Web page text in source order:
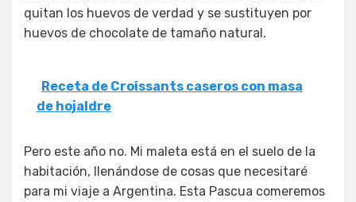
quitan los huevos de verdad y se sustituyen por
huevos de chocolate de tamaño natural.
Receta de Croissants caseros con masa
de hojaldre
Pero este año no. Mi maleta está en el suelo de la
habitación, llenándose de cosas que necesitaré
para mi viaje a Argentina. Esta Pascua comeremos